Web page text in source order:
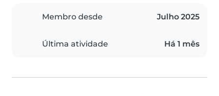
Membro desde Julho 2025
Última atividade Há 1 mês